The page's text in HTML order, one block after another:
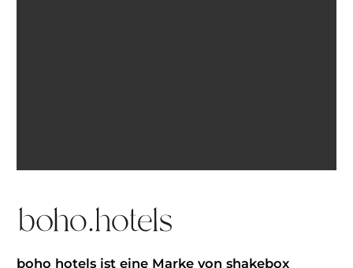
boho hotels ist eine Marke von shakebox